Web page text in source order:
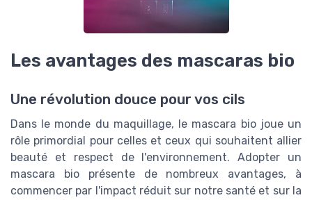
Les avantages des mascaras bio
Une révolution douce pour vos cils
Dans le monde du maquillage, le mascara bio joue un
rôle primordial pour celles et ceux qui souhaitent allier
beauté et respect de l'environnement. Adopter un
mascara bio présente de nombreux avantages, à
commencer par l'impact réduit sur notre santé et sur la